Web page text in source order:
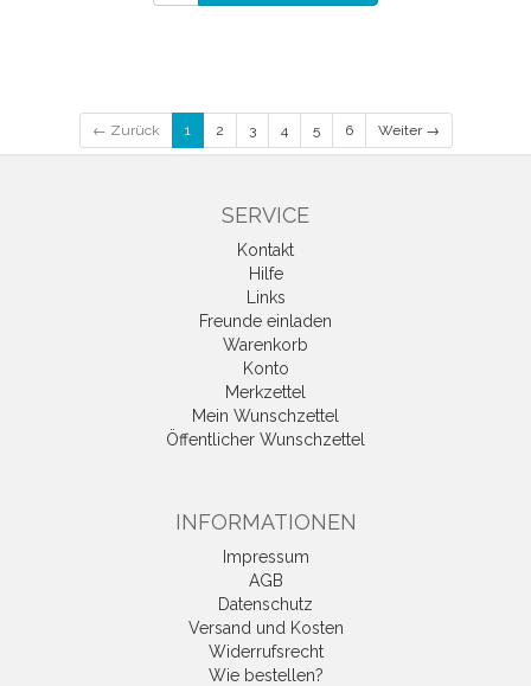
← Zurück 1 2 3 4 5 6 Weiter →
SERVICE
Kontakt
Hilfe
Links
Freunde einladen
Warenkorb
Konto
Merkzettel
Mein Wunschzettel
Öffentlicher Wunschzettel
INFORMATIONEN
Impressum
AGB
Datenschutz
Versand und Kosten
Widerrufsrecht
Wie bestellen?